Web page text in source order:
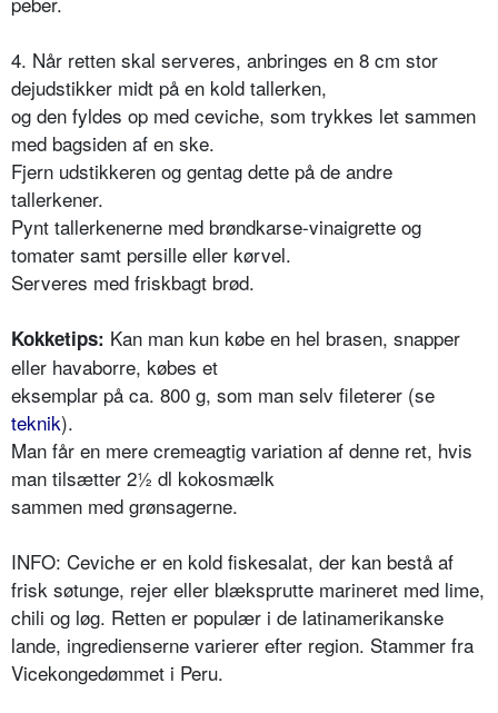
4. Når retten skal serveres, anbringes en 8 cm stor
dejudstikker midt på en kold tallerken,
og den fyldes op med ceviche, som trykkes let sammen
med bagsiden af en ske.
Fjern udstikkeren og gentag dette på de andre
tallerkener.
Pynt tallerkenerne med brøndkarse-vinaigrette og
tomater samt persille eller kørvel.
Serveres med friskbagt brød.
Kokketips: Kan man kun købe en hel brasen, snapper
eller havaborre, købes et
eksemplar på ca. 800 g, som man selv fileterer (se
teknik).
Man får en mere cremeagtig variation af denne ret, hvis
man tilsætter 2½ dl kokosmælk
sammen med grønsagerne.
INFO: Ceviche er en kold fiskesalat, der kan bestå af
frisk søtunge, rejer eller blæksprutte marineret med lime,
chili og løg. Retten er populær i de latinamerikanske
lande, ingredienserne varierer efter region. Stammer fra
Vicekongedømmet i Peru.